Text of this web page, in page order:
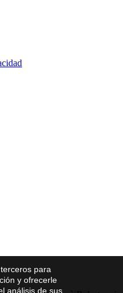
para
y ofrecerle
análisis de sus